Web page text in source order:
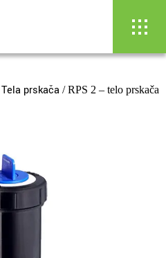
Tela prskača / RPS 2 – telo prskača